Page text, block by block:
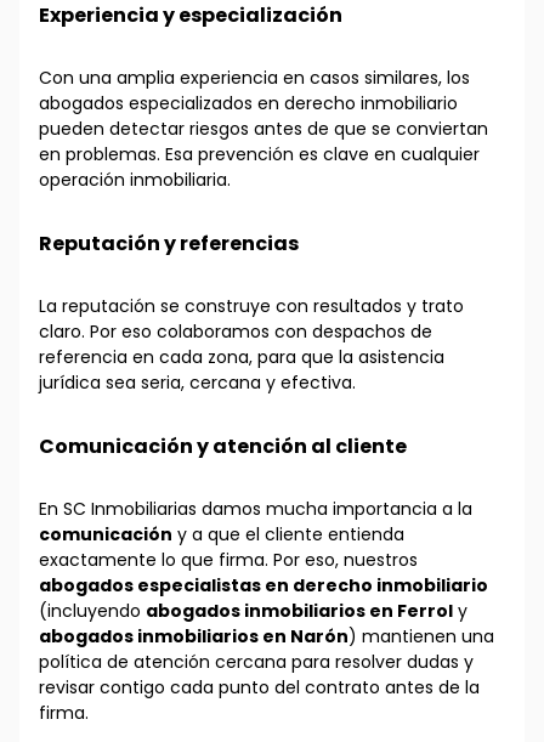
Experiencia y especialización
Con una amplia experiencia en casos similares, los
abogados especializados en derecho inmobiliario
pueden detectar riesgos antes de que se conviertan
en problemas. Esa prevención es clave en cualquier
operación inmobiliaria.
Reputación y referencias
La reputación se construye con resultados y trato
claro. Por eso colaboramos con despachos de
referencia en cada zona, para que la asistencia
jurídica sea seria, cercana y efectiva.
Comunicación y atención al cliente
En SC Inmobiliarias damos mucha importancia a la
comunicación y a que el cliente entienda
exactamente lo que firma. Por eso, nuestros
abogados especialistas en derecho inmobiliario
(incluyendo abogados inmobiliarios en Ferrol y
abogados inmobiliarios en Narón) mantienen una
política de atención cercana para resolver dudas y
revisar contigo cada punto del contrato antes de la
firma.